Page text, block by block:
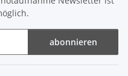
abonnieren